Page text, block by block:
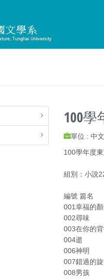
100
單位 : 中
100學年度
組別：小說
編號 篇名
001幸福的
002尋味
003在你的
004逝
006神明
007錯過的
008男孩